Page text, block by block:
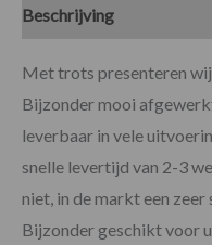
Beschrijving
Met trots presenteren
Bijzonder mooi
leverbaar in vele
snelle levertijd van 2-3
niet, in de markt een
Bijzonder geschikt voor